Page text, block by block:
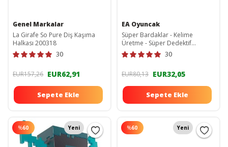
Genel Markalar
La Girafe So Pure Diş Kaşıma
Halkası 200318
30
EUR157,26 EUR62,91
Sepete Ekle
EA Oyuncak
Süper Bardaklar - Kelime
Üretme - Süper Dedektif
TYC00069700138
30
EUR80,13 EUR32,05
Sepete Ekle
%60 Yeni %60 Yeni